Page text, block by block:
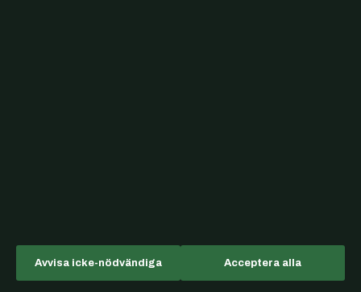
Avvisa icke-nödvändiga Acceptera alla